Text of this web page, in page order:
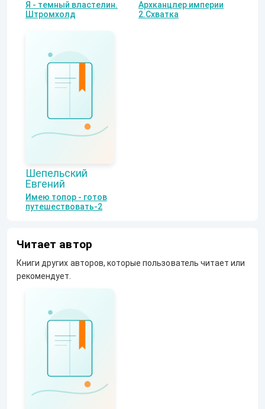
Я - темный властелин.
Штромхолд
Архканцлер империи
2.Схватка
Шепельский
Евгений
Имею топор - готов
путешествовать-2
Читает автор
Книги других авторов, которые пользователь читает или
рекомендует.